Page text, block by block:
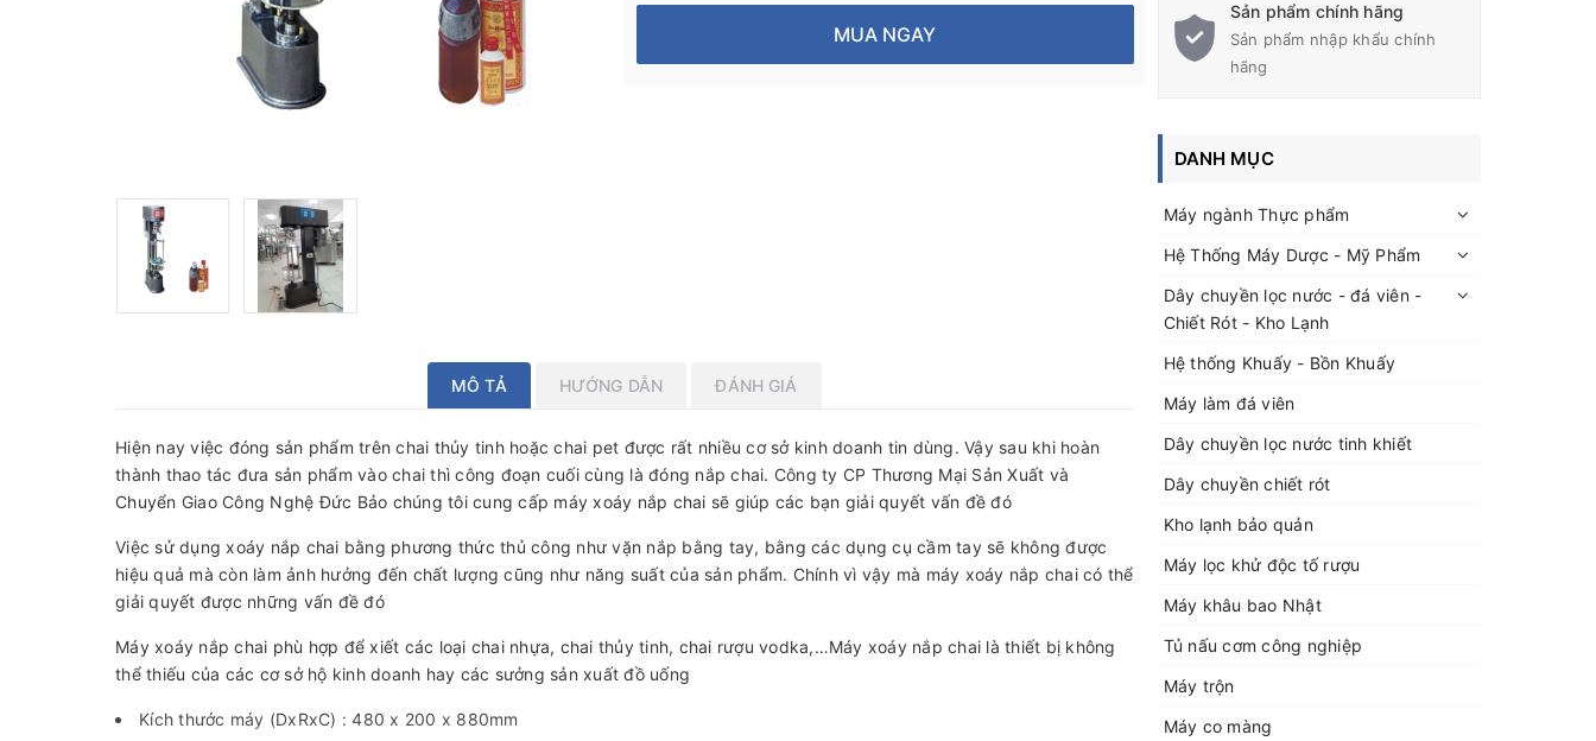
MUA NGAY
MÔ TẢ HƯỚNG DẪN ĐÁNH GIÁ
Hiện nay việc đóng sản phẩm trên chai thủy tinh hoặc chai pet được rất nhiều cơ sở kinh doanh tin dùng. Vậy sau khi hoàn
thành thao tác đưa sản phẩm vào chai thì công đoạn cuối cùng là đóng nắp chai. Công ty CP Thương Mại Sản Xuất và
Chuyển Giao Công Nghệ Đức Bảo chúng tôi cung cấp máy xoáy nắp chai sẽ giúp các bạn giải quyết vấn đề đó
Việc sử dụng xoáy nắp chai bằng phương thức thủ công như vặn nắp bằng tay, bằng các dụng cụ cầm tay sẽ không được
hiệu quả mà còn làm ảnh hưởng đến chất lượng cũng như năng suất của sản phẩm. Chính vì vậy mà máy xoáy nắp chai có thể
giải quyết được những vấn đề đó
Máy xoáy nắp chai phù hợp để xiết các loại chai nhựa, chai thủy tinh, chai rượu vodka,…Máy xoáy nắp chai là thiết bị không
thể thiếu của các cơ sở hộ kinh doanh hay các sưởng sản xuất đồ uống
Kích thước máy (DxRxC) : 480 x 200 x 880mm
Sản phẩm chính hãng
Sản phẩm nhập khẩu chính
hãng
DANH MỤC
Máy ngành Thực phẩm
Hệ Thống Máy Dược - Mỹ Phẩm
Dây chuyền lọc nước - đá viên -
Chiết Rót - Kho Lạnh
Hệ thống Khuấy - Bồn Khuấy
Máy làm đá viên
Dây chuyền lọc nước tinh khiết
Dây chuyền chiết rót
Kho lạnh bảo quản
Máy lọc khử độc tố rượu
Máy khâu bao Nhật
Tủ nấu cơm công nghiệp
Máy trộn
Máy co màng